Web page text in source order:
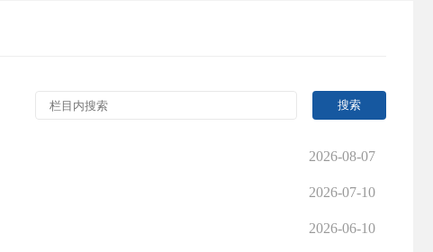
2026-08-07
2026-07-10
2026-06-10